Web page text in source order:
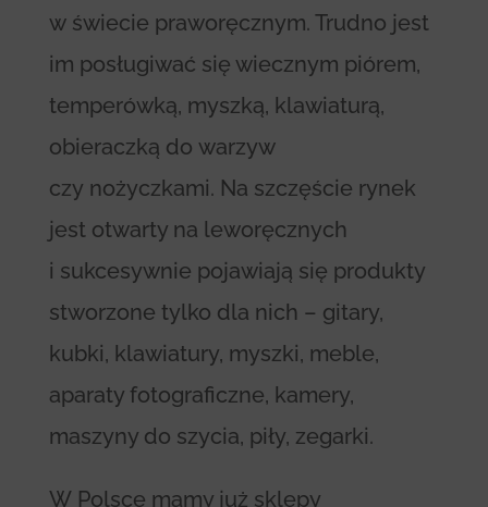
w świecie praworęcznym. Trudno jest
im posługiwać się wiecznym piórem,
temperówką, myszką, klawiaturą,
obieraczką do warzyw
czy nożyczkami. Na szczęście rynek
jest otwarty na leworęcznych
i sukcesywnie pojawiają się produkty
stworzone tylko dla nich – gitary,
kubki, klawiatury, myszki, meble,
aparaty fotograficzne, kamery,
maszyny do szycia, piły, zegarki.
W Polsce mamy już sklepy